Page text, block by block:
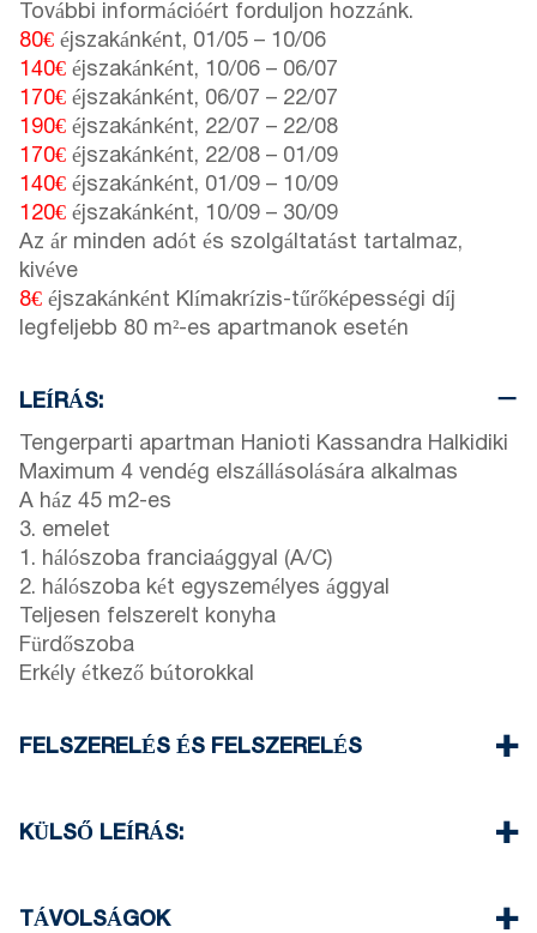
További információért forduljon hozzánk.
80€ éjszakánként, 01/05 – 10/06
140€ éjszakánként, 10/06 – 06/07
170€ éjszakánként, 06/07 – 22/07
190€ éjszakánként, 22/07 – 22/08
170€ éjszakánként, 22/08 – 01/09
140€ éjszakánként, 01/09 – 10/09
120€ éjszakánként, 10/09 – 30/09
Az ár minden adót és szolgáltatást tartalmaz,
kivéve
8€ éjszakánként Klímakrízis-tűrőképességi díj
legfeljebb 80 m²-es apartmanok esetén
LEÍRÁS:
Tengerparti apartman Hanioti Kassandra Halkidiki
Maximum 4 vendég elszállásolására alkalmas
A ház 45 m2-es
3. emelet
1. hálószoba franciaággyal (A/C)
2. hálószoba két egyszemélyes ággyal
Teljesen felszerelt konyha
Fürdőszoba
Erkély étkező bútorokkal
FELSZERELÉS ÉS FELSZERELÉS
Egy klímaberendezés
Mosógép
KÜLSŐ LEÍRÁS:
A ház vendégei számára egy parkolóhely áll
TÁVOLSÁGOK